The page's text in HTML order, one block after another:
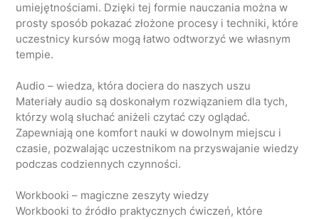
umiejętnościami. Dzięki tej formie nauczania można w
prosty sposób pokazać złożone procesy i techniki, które
uczestnicy kursów mogą łatwo odtworzyć we własnym
tempie.
Audio – wiedza, która dociera do naszych uszu
Materiały audio są doskonałym rozwiązaniem dla tych,
którzy wolą słuchać aniżeli czytać czy oglądać.
Zapewniają one komfort nauki w dowolnym miejscu i
czasie, pozwalając uczestnikom na przyswajanie wiedzy
podczas codziennych czynności.
Workbooki – magiczne zeszyty wiedzy
Workbooki to źródło praktycznych ćwiczeń, które